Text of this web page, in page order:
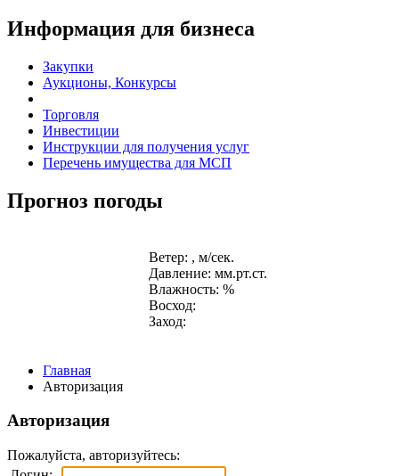
Информация для бизнеса
Закупки
Аукционы, Конкурсы
Торговля
Инвестиции
Инструкции для получения услуг
Перечень имущества для МСП
Прогноз погоды
Ветер: , м/сек.
Давление: мм.рт.ст.
Влажность: %
Восход:
Заход:
Главная
Авторизация
Авторизация
Пожалуйста, авторизуйтесь: